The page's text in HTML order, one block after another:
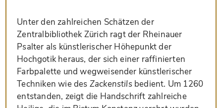
Unter den zahlreichen Schätzen der
Zentralbibliothek Zürich ragt der Rheinauer
Psalter als künstlerischer Höhepunkt der
Hochgotik heraus, der sich einer raffinierten
Farbpalette und wegweisender künstlerischer
Techniken wie des Zackenstilsbedient. Um 1260
entstanden, zeigt die Handschrift zahlreiche